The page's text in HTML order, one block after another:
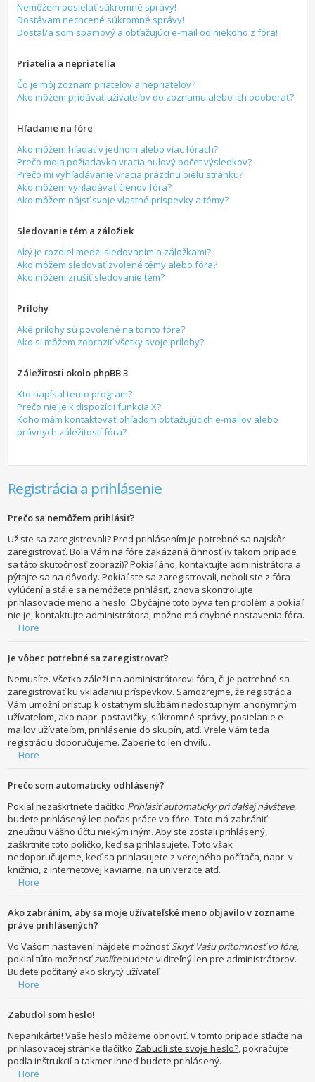
Nemôžem posielať súkromné správy!
Dostávam nechcené súkromné správy!
Dostal/a som spamový a obťažujúci e-mail od niekoho z fóra!
Priatelia a nepriatelia
Čo je môj zoznam priateľov a nepriateľov?
Ako môžem pridávať užívateľov do zoznamu alebo ich odoberať?
Hľadanie na fóre
Ako môžem hľadať v jednom alebo viac fórach?
Prečo moja požiadavka vracia nulový počet výsledkov?
Prečo mi vyhľadávanie vracia prázdnu bielu stránku?
Ako môžem vyhľadávať členov fóra?
Ako môžem nájsť svoje vlastné príspevky a témy?
Sledovanie tém a záložiek
Aký je rozdiel medzi sledovaním a záložkami?
Ako môžem sledovať zvolené témy alebo fóra?
Ako môžem zrušiť sledovanie tém?
Prílohy
Aké prílohy sú povolené na tomto fóre?
Ako si môžem zobraziť všetky svoje prílohy?
Záležitosti okolo phpBB 3
Kto napísal tento program?
Prečo nie je k dispozícii funkcia X?
Koho mám kontaktovať ohľadom obťažujúcich e-mailov alebo
právnych záležitostí fóra?
Registrácia a prihlásenie
Prečo sa nemôžem prihlásiť?
Už ste sa zaregistrovali? Pred prihlásením je potrebné sa najskôr
zaregistrovať. Bola Vám na fóre zakázaná činnosť (v takom prípade
sa táto skutočnosť zobrazí)? Pokiaľ áno, kontaktujte administrátora a
pýtajte sa na dôvody. Pokiaľ ste sa zaregistrovali, neboli ste z fóra
vylúčení a stále sa nemôžete prihlásiť, znova skontrolujte
prihlasovacie meno a heslo. Obyčajne toto býva ten problém a pokiaľ
nie je, kontaktujte administrátora, možno má chybné nastavenia fóra.
Hore
Je vôbec potrebné sa zaregistrovať?
Nemusíte. Všetko záleží na administrátorovi fóra, či je potrebné sa
zaregistrovať ku vkladaniu príspevkov. Samozrejme, že registrácia
Vám umožní prístup k ostatným službám nedostupným anonymným
užívateľom, ako napr. postavičky, súkromné správy, posielanie e-
mailov užívateľom, prihlásenie do skupín, atď. Vrele Vám teda
registráciu doporučujeme. Zaberie to len chvíľu.
Hore
Prečo som automaticky odhlásený?
Pokiaľ nezaškrtnete tlačítko Prihlásiť automaticky pri ďalšej návšteve,
budete prihlásený len počas práce vo fóre. Toto má zabrániť
zneužitiu Vášho účtu niekým iným. Aby ste zostali prihlásený,
zaškrtnite toto políčko, keď sa prihlasujete. Toto však
nedoporučujeme, keď sa prihlasujete z verejného počítača, napr. v
knižnici, z internetovej kaviarne, na univerzite atď.
Hore
Ako zabránim, aby sa moje užívateľské meno objavilo v zozname
práve prihlásených?
Vo Vašom nastavení nájdete možnosťSkryť Vašu prítomnosť vo fóre,
pokiaľ túto možnosťzvolítebudete viditeľný len pre administrátorov.
Budete počítaný ako skrytý užívateľ.
Hore
Zabudol som heslo!
Nepanikárte! Vaše heslo môžeme obnoviť. V tomto prípade stlačte na
prihlasovacej stránke tlačítko Zabudli ste svoje heslo?, pokračujte
podľa inštrukcií a takmer ihneď budete prihlásený.
Hore